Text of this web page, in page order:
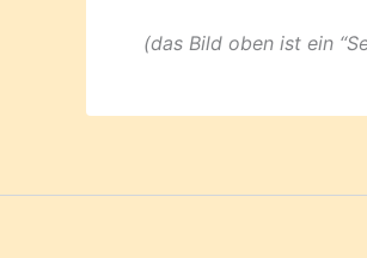
(das Bild oben ist ein